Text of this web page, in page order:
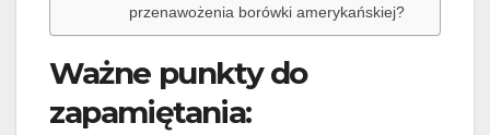
przenawożenia borówki amerykańskiej?
Ważne punkty do
zapamiętania: